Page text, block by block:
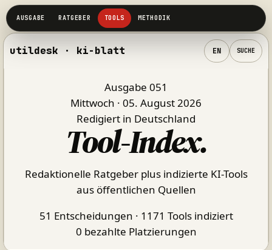
utildesk · ki-blatt EN SUCHE
Ausgabe 051
Mittwoch · 05. August 2026
Redigiert in Deutschland
Tool-Index.
Redaktionelle Ratgeber plus indizierte KI-Tools
aus öffentlichen Quellen
51 Entscheidungen · 1171 Tools indiziert
0 bezahlte Platzierungen